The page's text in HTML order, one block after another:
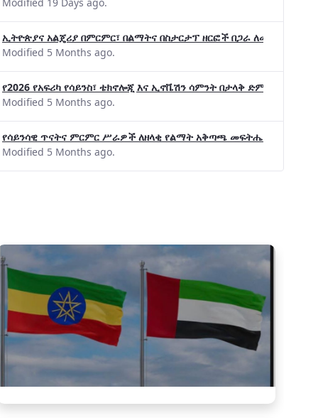
ኢትዮጵያና አልጄሪያ በምርምር፣ በልማትና በስታርታፕ ዘርፎች በጋራ ለመስራት መከሩ፡፡
Modified 5 Months ago.
የ2026 የአፍሪካ የሳይንስ፣ ቴክኖሎጂ እና ኢኖቬሽን ሳምንት በታላቅ ድምቀት
Modified 5 Months ago.
የሳይንሳዊ ጥናትና ምርምር ሥራዎች ለዘላቂ የልማት አቅጣጫ መፍትሔ ጠቋሚ
Modified 5 Months ago.